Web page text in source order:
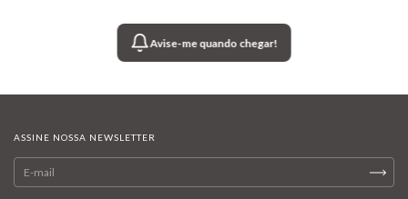
Avise-me quando chegar!
ASSINE NOSSA NEWSLETTER